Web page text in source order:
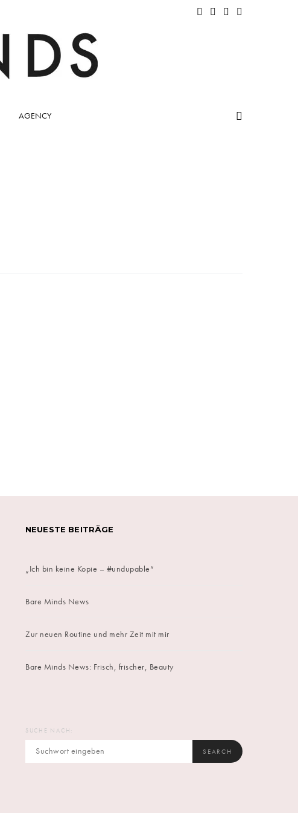
AGENCY
NEUESTE BEITRÄGE
„Ich bin keine Kopie – #undupable“
Bare Minds News
Zur neuen Routine und mehr Zeit mit mir
Bare Minds News: Frisch, frischer, Beauty
SUCHE NACH:
SEARCH